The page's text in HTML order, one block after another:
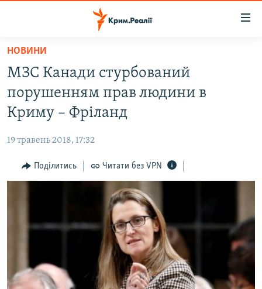
Перейти
основного
матеріалу
Перейти
до
основної
навігації
Перейти
до
ВІДЕО ТА ФОТО
БЛОГИ
ПОГЛЯД
СПЕЦПРОЕКТИ
ВІДЕОУРОКИ «ELIFBE»
ЯК ОБІЙТИ БЛОКУВАННЯ
Русский
НОВИНИ
МЗС Канади стурбований
порушенням прав людини в
Криму – Фріланд
19 травень 2018, 17:32
Поділитись Читати без VPN